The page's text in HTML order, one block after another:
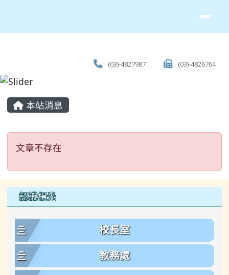
(03)-4827987 (03)-4826764
主內容區域
本站消息
文章不存在
文章不存在
左邊區域內容
認識楊光
校長室
教務處